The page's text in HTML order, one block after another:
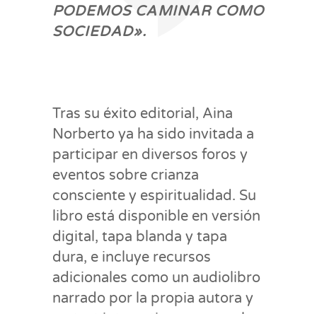
PODEMOS CAMINAR COMO
SOCIEDAD».
Tras su éxito editorial, Aina
Norberto ya ha sido invitada a
participar en diversos foros y
eventos sobre crianza
consciente y espiritualidad. Su
libro está disponible en versión
digital, tapa blanda y tapa
dura, e incluye recursos
adicionales como un audiolibro
narrado por la propia autora y